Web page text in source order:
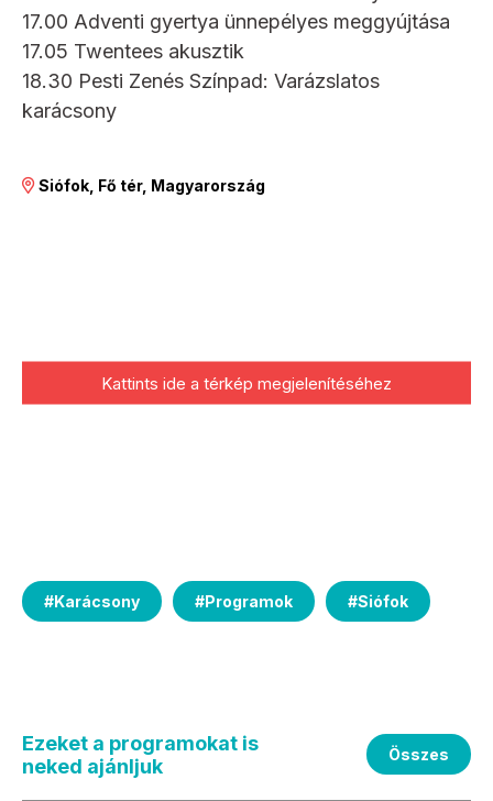
17.00 Adventi gyertya ünnepélyes meggyújtása
17.05 Twentees akusztik
18.30 Pesti Zenés Színpad: Varázslatos
karácsony
Siófok, Fő tér, Magyarország
Kattints ide a térkép megjelenítéséhez
#Karácsony #Programok #Siófok
Ezeket a programokat is
neked ajánljuk
Összes